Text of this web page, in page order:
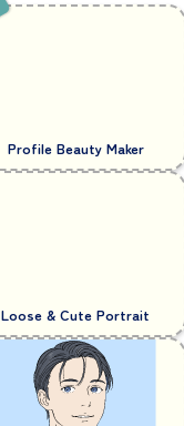
Profile Beauty Maker
Loose & Cute Portrait